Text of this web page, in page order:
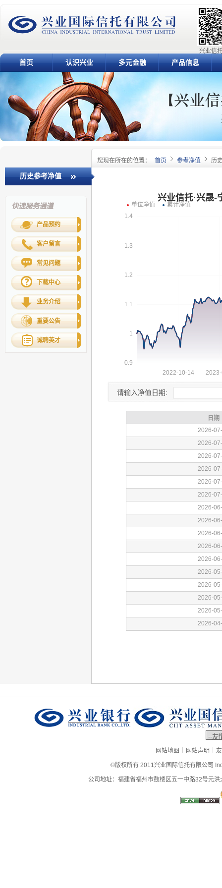
兴业信
首页 认识兴业 多元金融 产品信息
您现在所在的位置： 首页 参考净值 历
历史参考净值
产品预约
客户留言
常见问题
下载中心
业务介绍
重要公告
诚聘英才
请输入净值日期:
网站地图 | 网站声明 |
©版权所有 2011兴业国际信托有限公司
公司地址：福建省福州市鼓楼区五一中路32号元